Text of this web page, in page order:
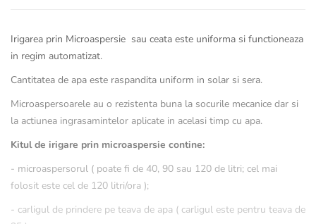
Irigarea prin Microaspersie sau ceata este uniforma si functioneaza
in regim automatizat.
Cantitatea de apa este raspandita uniform in solar si sera.
Microaspersoarele au o rezistenta buna la socurile mecanice dar si
la actiunea ingrasamintelor aplicate in acelasi timp cu apa.
Kitul de irigare prin microaspersie contine:
- microaspersorul ( poate fi de 40, 90 sau 120 de litri; cel mai
folosit este cel de 120 litri/ora );
- carligul de prindere pe teava de apa ( carligul este pentru teava de